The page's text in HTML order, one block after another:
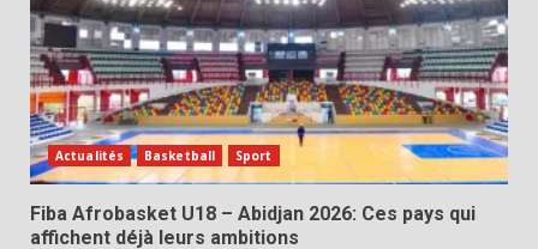
Actualités Basketball Sport
Fiba Afrobasket U18 – Abidjan 2026: Ces pays qui
affichent déjà leurs ambitions